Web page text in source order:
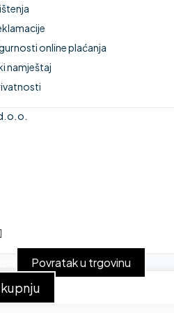
online plaćanja
namještaj
Povratak u trgovinu